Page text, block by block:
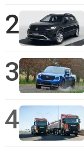
2
3
4